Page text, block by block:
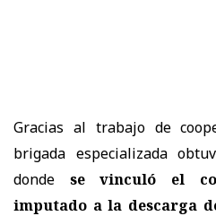
Gracias al trabajo de
brigada especializada
donde se vinculó el
imputado a la descarga